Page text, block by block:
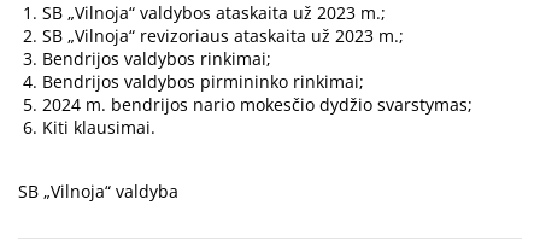
SB „Vilnoja“ valdybos ataskaita už 2023 m.;
SB „Vilnoja“ revizoriaus ataskaita už 2023 m.;
Bendrijos valdybos rinkimai;
Bendrijos valdybos pirmininko rinkimai;
2024 m. bendrijos nario mokesčio dydžio svarstymas;
Kiti klausimai.
SB „Vilnoja“ valdyba